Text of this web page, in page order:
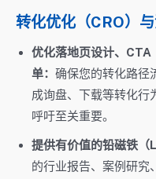
转化优化（CRO）
优化落地页设计、
单： 确保您的转化路径
成询盘、下载等转化行
呼吁至关重要。
提供有价值的铅磁铁（
的行业报告、案例研究